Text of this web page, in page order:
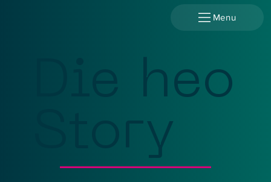
Menu
Die heo
Story